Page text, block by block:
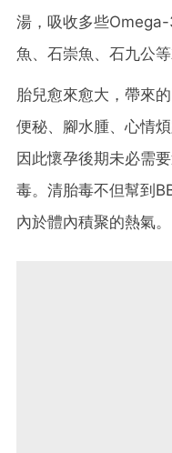
湯，吸收多些
魚、石崇魚、石九公
胎兒愈來愈大，帶來
便秘、腳水腫、心情
因此懷孕後期未必需
毒。清胎毒不但幫到
內於體內積聚的熱氣。